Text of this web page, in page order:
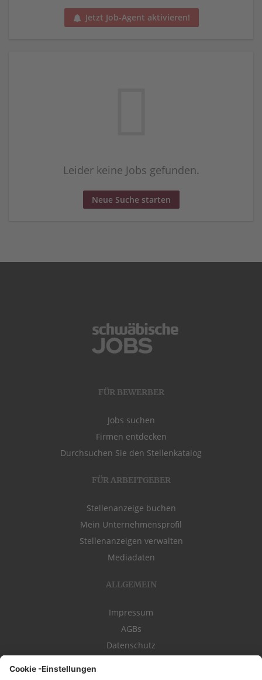
Jetzt Job-Agent aktivieren!
Leider keine Jobs gefunden.
Neue Suche starten
FÜR BEWERBER
Jobs suchen
Firmen entdecken
Durchsuchen Sie den Stellenkatalog
FÜR ARBEITGEBER
Stellenanzeige buchen
Mein Unternehmensprofil
Stellenanzeigen verwalten
Mediadaten
ALLGEMEIN
Impressum
AGBs
Datenschutz